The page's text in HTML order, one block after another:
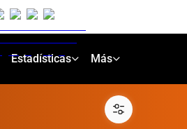
Estadísticas Más